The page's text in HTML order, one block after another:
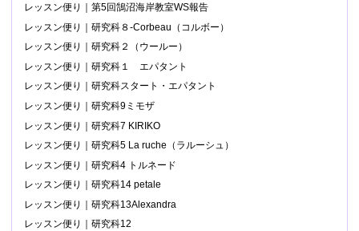
レッスン便り｜第5回鵠沼海岸教室WS報告
レッスン便り｜研究科８-Corbeau（コルボー）
レッスン便り｜研究科２（ウールー）
レッスン便り｜研究科１ エパタント
レッスン便り｜研究科スタート・エパタント
レッスン便り｜研究科9ミモザ
レッスン便り｜研究科7 KIRIKO
レッスン便り｜研究科5 La ruche（ラルーシュ）
レッスン便り｜研究科4 トルネード
レッスン便り｜研究科14 petale
レッスン便り｜研究科13Alexandra
レッスン便り｜研究科12